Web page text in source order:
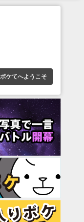
ボケてへようこそ